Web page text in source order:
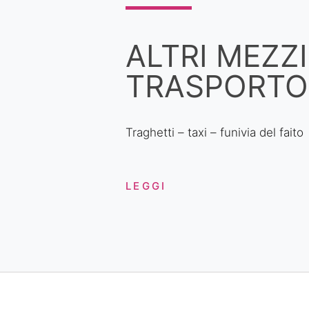
ALTRI
TRASPORTO
Traghetti – taxi – funivia del faito
LEGGI